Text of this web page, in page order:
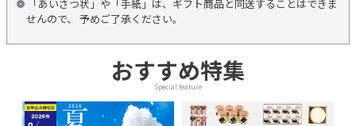
「あいさつ状」や「手紙」は、ギフト商品と同送することはできま
せんので、 予めご了承ください。
おすすめ特集
Special feature